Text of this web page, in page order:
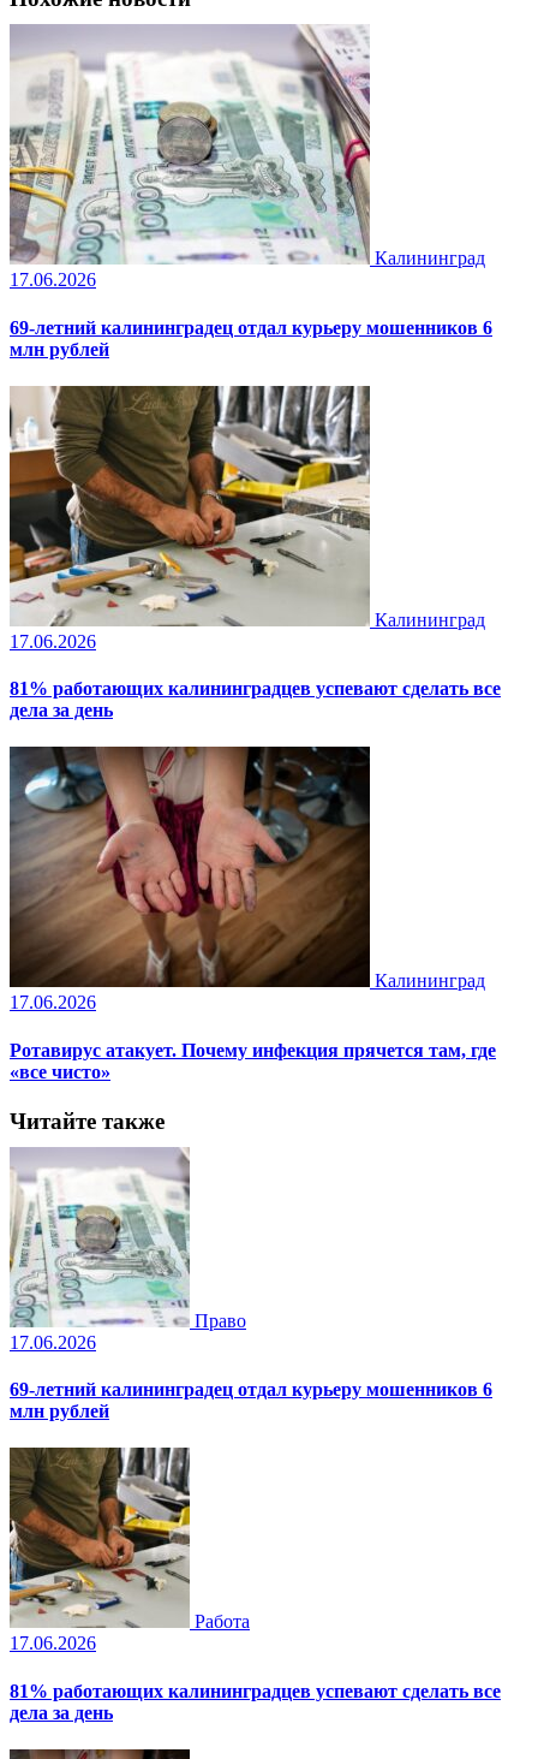
Калининград
17.06.2026
69-летний калининградец отдал курьеру мошенников 6
млн рублей
Калининград
17.06.2026
81% работающих калининградцев успевают сделать все
дела за день
Калининград
17.06.2026
Ротавирус атакует. Почему инфекция прячется там, где
«все чисто»
Читайте также
Право
17.06.2026
69-летний калининградец отдал курьеру мошенников 6
млн рублей
Работа
17.06.2026
81% работающих калининградцев успевают сделать все
дела за день